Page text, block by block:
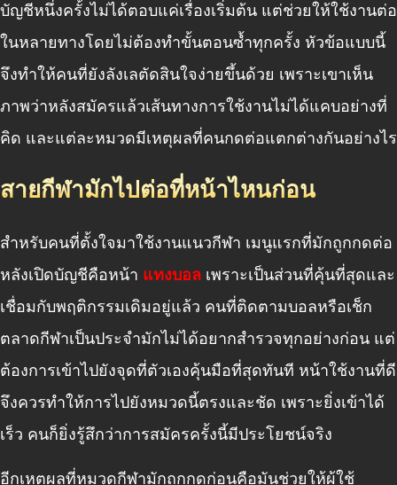
บัญชีหนึ่งครั้งไม่ได้ตอบแค่เรื่องเริ่มต้น แต่ช่วยให้ใช้งานต่อ
ในหลายทางโดยไม่ต้องทำขั้นตอนซ้ำทุกครั้ง หัวข้อแบบนี้
จึงทำให้คนที่ยังลังเลตัดสินใจง่ายขึ้นด้วย เพราะเขาเห็น
ภาพว่าหลังสมัครแล้วเส้นทางการใช้งานไม่ได้แคบอย่างที่
คิด และแต่ละหมวดมีเหตุผลที่คนกดต่อแตกต่างกันอย่างไร
สายกีฬามักไปต่อที่หน้าไหนก่อน
สำหรับคนที่ตั้งใจมาใช้งานแนวกีฬา เมนูแรกที่มักถูกกดต่อ
หลังเปิดบัญชีคือหน้า แทงบอล เพราะเป็นส่วนที่คุ้นที่สุดและ
เชื่อมกับพฤติกรรมเดิมอยู่แล้ว คนที่ติดตามบอลหรือเช็ก
ตลาดกีฬาเป็นประจำมักไม่ได้อยากสำรวจทุกอย่างก่อน แต่
ต้องการเข้าไปยังจุดที่ตัวเองคุ้นมือที่สุดทันที หน้าใช้งานที่ดี
จึงควรทำให้การไปยังหมวดนี้ตรงและชัด เพราะยิ่งเข้าได้
เร็ว คนก็ยิ่งรู้สึกว่าการสมัครครั้งนี้มีประโยชน์จริง
อีกเหตุผลที่หมวดกีฬามักถูกกดก่อนคือมันช่วยให้ผู้ใช้